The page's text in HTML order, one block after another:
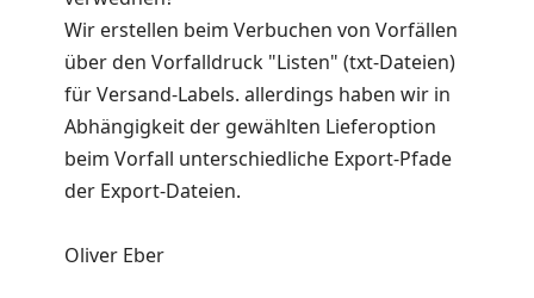
Wir erstellen beim Verbuchen von Vorfällen
über den Vorfalldruck "Listen" (txt-Dateien)
für Versand-Labels. allerdings haben wir in
Abhängigkeit der gewählten Lieferoption
beim Vorfall unterschiedliche Export-Pfade
der Export-Dateien.
Oliver Eber